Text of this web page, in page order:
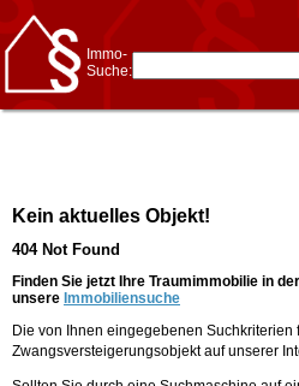
Immo-
Suche:
* Suche verfeinern durch
Kombinieren
Frankfurt/Oder
am Main
Immobiliensuche
nach Kreis
nach Amtsgericht
Kein aktuelles Objekt!
404 Not Found
Finden Sie jetzt Ihre Traumimmobilie in
unsere Immobiliensuche
Die von Ihnen eingegebenen Suchkriterien
Zwangsversteigerungsobjekt auf unserer